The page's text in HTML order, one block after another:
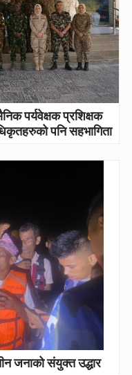
पर्यवेक्षक प्रशिक्षक
पनि सहभागिता
जनाको संयुक्त उद्धार